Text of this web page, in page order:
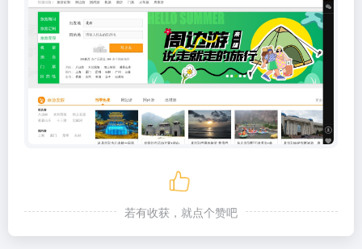
若有收获，就点个赞吧